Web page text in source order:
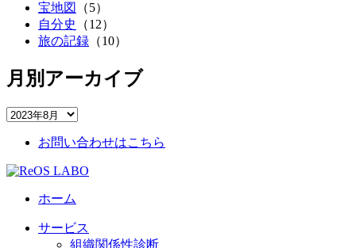
宝地図
（5）
自分史
（12）
旅の記録 （10）
月別アーカイブ
お問い合わせはこちら
ホーム
サービス
組織関係性診断